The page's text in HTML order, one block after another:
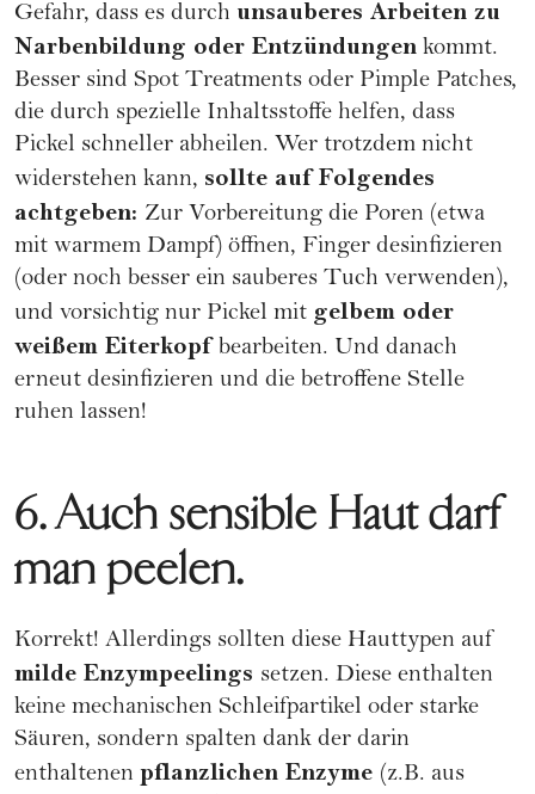
Gefahr, dass es durch unsauberes Arbeiten zu
Narbenbildung oder Entzündungen kommt.
Besser sind Spot Treatments oder Pimple Patches,
die durch spezielle Inhaltsstoffe helfen, dass
Pickel schneller abheilen. Wer trotzdem nicht
widerstehen kann, sollte auf Folgendes
achtgeben: Zur Vorbereitung die Poren (etwa
mit warmem Dampf) öffnen, Finger desinfizieren
(oder noch besser ein sauberes Tuch verwenden),
und vorsichtig nur Pickel mit gelbem oder
weißem Eiterkopf bearbeiten. Und danach
erneut desinfizieren und die betroffene Stelle
ruhen lassen!
6. Auch sensible Haut darf
man peelen.
Korrekt! Allerdings sollten diese Hauttypen auf
milde Enzympeelings setzen. Diese enthalten
keine mechanischen Schleifpartikel oder starke
Säuren, sondern spalten dank der darin
enthaltenen pflanzlichen Enzyme (z.B. aus